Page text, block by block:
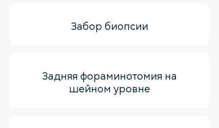
Забор биопсии
Задняя фораминотомия на
шейном уровне